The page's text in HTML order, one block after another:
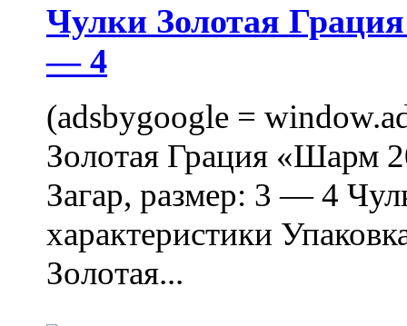
Чулки Золотая
— 4
(adsbygoogle =
Золотая Грация «Шарм
Загар, размер: 3 — 4
характеристики
Золотая...